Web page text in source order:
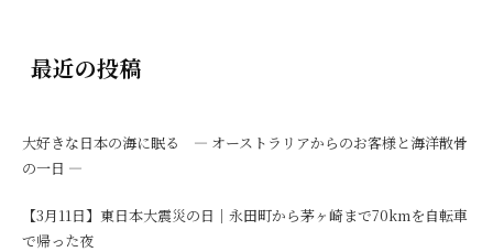
最近の投稿
大好きな日本の海に眠る ― オーストラリアからのお客様と海洋散骨
の一日 ―
【3月11日】東日本大震災の日｜永田町から茅ヶ崎まで70kmを自転車
で帰った夜